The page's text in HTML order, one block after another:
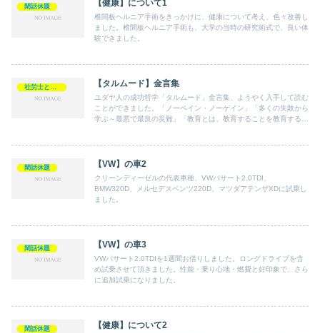
閑話休題 【健康】について1
椎間板ヘルニア手術をきっかけに、健康について考え、色々改善し
ました。椎間板ヘルニア手術も、大学の当時の研究術式で、良い体
験できました。
【タルムード】金言集
ユダヤ人の成功哲学「タルムード」金言集、ようやく入手して読む
ことができました。「ノーペイン・ノーゲイン」「多くの失敗から
学ぶ～最悪で最良の災難」「教育とは、教育することを教育する」
閑話休題 【VW】の車2
クリーンディーゼルの代表車種、VWパサート2.0TDI、
BMW320D、メルセデスベンツ220D、マツダアテンザXDに試乗し
ました。
閑話休題 【VW】の車3
VWパサート2.0TDIを1週間お借りしました。ロングドライブを含
め試乗させて頂きました。性能・乗り心地・燃費と好印象で、さら
に追加試乗になりました。
閑話休題 【健康】について2